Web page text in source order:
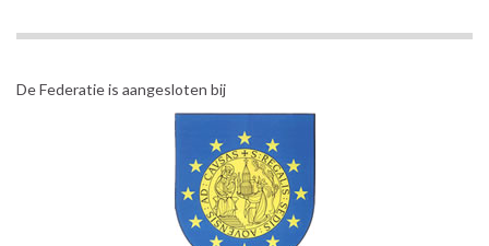
De Federatie is aangesloten bij